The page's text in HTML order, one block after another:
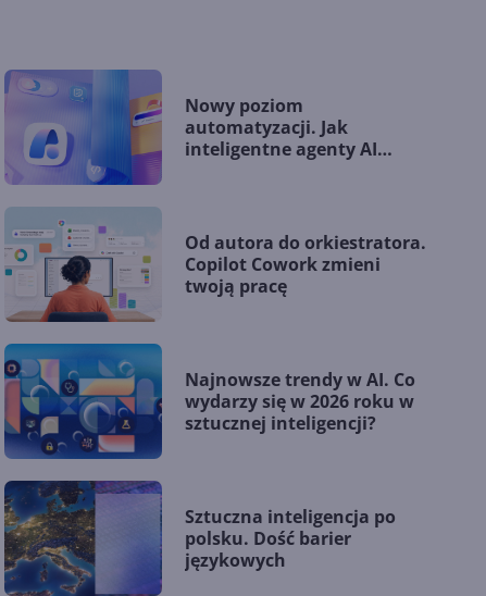
Nowy poziom
automatyzacji. Jak
inteligentne agenty AI
Od autora do orkiestratora.
Copilot Cowork zmieni
twoją pracę
Najnowsze trendy w AI. Co
wydarzy się w 2026 roku w
sztucznej inteligencji?
Sztuczna inteligencja po
polsku. Dość barier
językowych